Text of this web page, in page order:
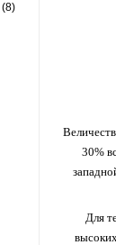
(8)
30%
Для